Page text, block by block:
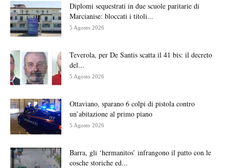
Diplomi sequestrati in due scuole paritarie di
Marcianise: bloccati i titoli...
5 Agosto 2026
Teverola, per De Santis scatta il 41 bis: il decreto
del...
5 Agosto 2026
Ottaviano, sparano 6 colpi di pistola contro
un’abitazione al primo piano
5 Agosto 2026
Barra, gli ‘hermanitos’ infrangono il patto con le
cosche storiche ed...